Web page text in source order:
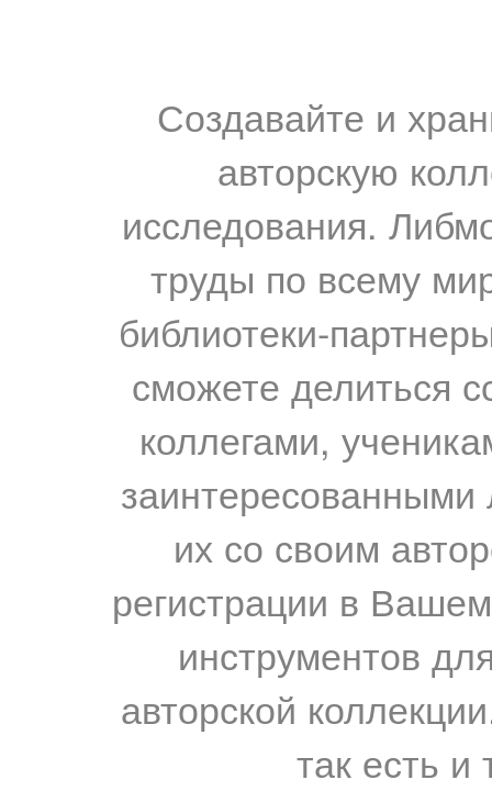
Создавайте и
авторскую
исследования.
труды по всему
библиотеки-
сможете делиться
коллегами,
их со своим
регистрации в
инструментов
авторской
так есть и